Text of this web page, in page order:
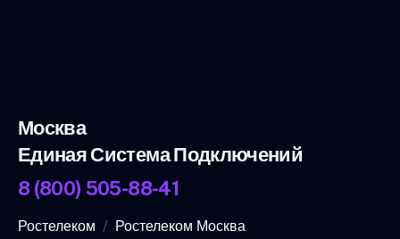
Москва
Единая Система Подключений
8 (800) 505-88-41
Ростелеком
Ростелеком Москва